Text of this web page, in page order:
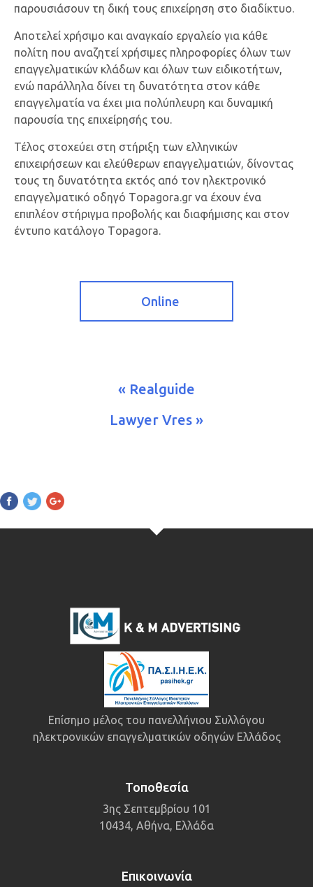
παρουσιάσουν τη δική τους επιχείρηση στο διαδίκτυο.
Αποτελεί χρήσιμο και αναγκαίο εργαλείο για κάθε
πολίτη που αναζητεί χρήσιμες πληροφορίες όλων των
επαγγελματικών κλάδων και όλων των ειδικοτήτων,
ενώ παράλληλα δίνει τη δυνατότητα στον κάθε
επαγγελματία να έχει μια πολύπλευρη και δυναμική
παρουσία της επιχείρησής του.
Τέλος στοχεύει στη στήριξη των ελληνικών
επιχειρήσεων και ελεύθερων επαγγελματιών, δίνοντας
τους τη δυνατότητα εκτός από τον ηλεκτρονικό
επαγγελματικό οδηγό Τopagora.gr να έχουν ένα
επιπλέον στήριγμα προβολής και διαφήμισης και στον
έντυπο κατάλογο Τopagora.
Online
« Realguide
Lawyer Vres »
Επίσημο μέλος του πανελλήνιου Συλλόγου
ηλεκτρονικών επαγγελματικών οδηγών Ελλάδος
Τοποθεσία
3ης Σεπτεμβρίου 101
10434, Αθήνα, Ελλάδα
Επικοινωνία